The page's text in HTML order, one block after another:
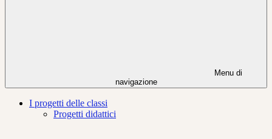
Menu di
navigazione
I progetti delle classi
Progetti didattici